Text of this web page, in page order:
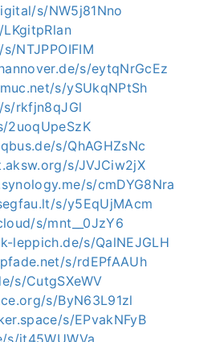
s/NW5j81Nno
NTJPPOIFIM
s/eytqNrGcEz
s/ySUkqNPtSh
rkfjn8qJGl
2uoqUpeSzK
s/QhAGHZsNc
s/JVJCiw2jX
s/cmDYG8Nra
s/y5EqUjMAcm
s/mnt__0JzY6
leppich.de/s/QalNEJGLH
s/rdEPfAAUh
s/CutgSXeWV
s/ByN63L91zl
s/EPvakNFyB
jt45WUWVa